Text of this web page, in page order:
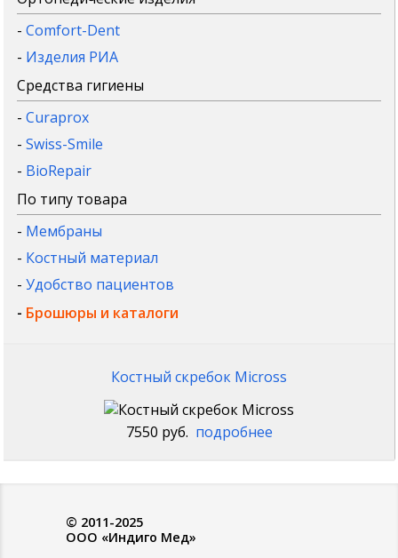
-Comfort-Dent
- Изделия РИА
Средства гигиены
-Curaprox
-Swiss-Smile
- BioRepair
По типу товара
- Мембраны
- Костный материал
-Удобство пациентов
- Брошюры и каталоги
Костный скребок Micross
7550 руб. подробнее
© 2011-2025
ООО «Индиго Мед»